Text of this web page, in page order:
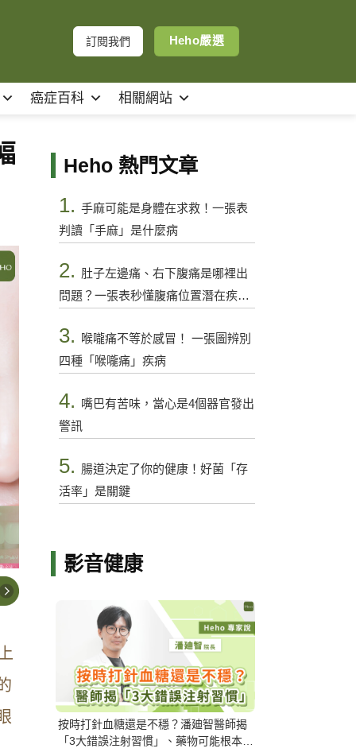
訂閱我們 Heho嚴選
癌症百科 相關網站
Heho 熱門文章
1. 手麻可能是身體在求救！一張表
判讀「手麻」是什麼病
2. 肚子左邊痛、右下腹痛是哪裡出
問題？一張表秒懂腹痛位置潛在疾病
3.
喉嚨痛不等於感冒！ 一張圖辨別
四種「喉嚨痛」疾病
4. 嘴巴有苦味，當心是4個器官發出
警訊
5. 腸道決定了你的健康！好菌「存
活率」是關鍵
影音健康
按時打針血糖還是不穩？潘廸智醫師揭
「3大錯誤注射習慣」、藥物可能根本沒